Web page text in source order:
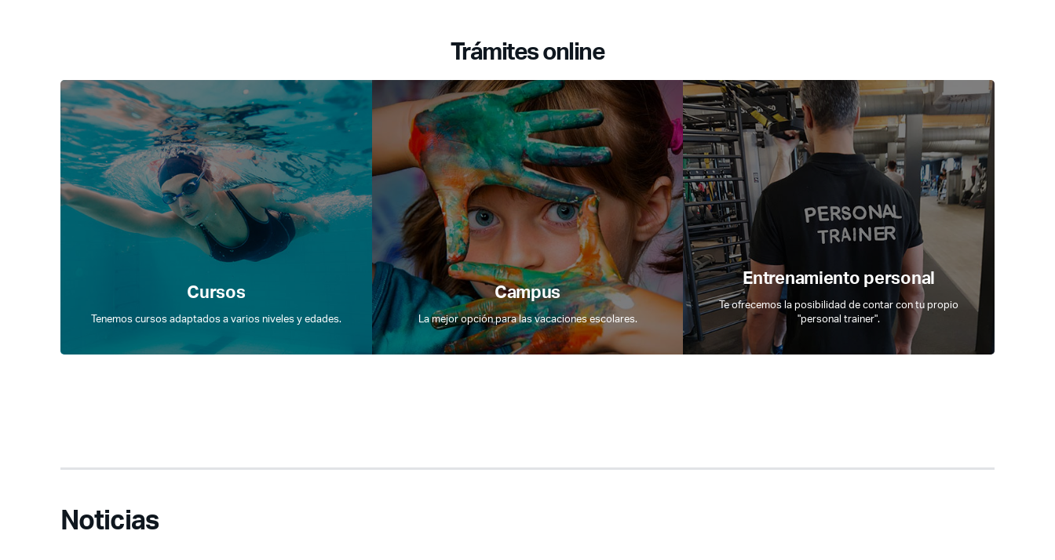
Acceso socios
Recuerda mis claves
Trámites online
Cursos
Tenemos cursos adaptados a varios niveles y edades.
Campus
La mejor opción para las vacaciones escolares.
Entrenamiento personal
Te ofrecemos la posibilidad de contar con tu propio
"personal trainer".
Noticias